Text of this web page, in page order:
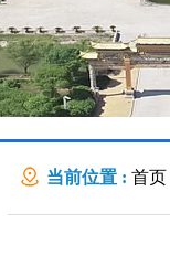
当前位置 : 首页